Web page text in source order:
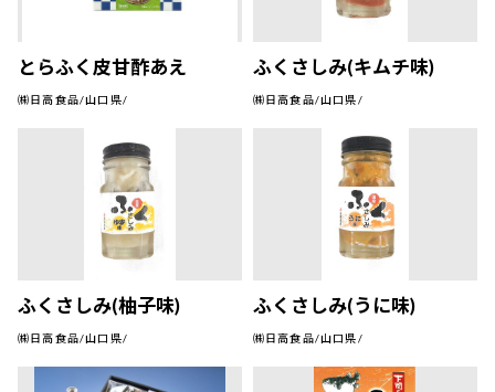
とらふく皮甘酢あえ
㈱日高食品/山口県/
ふくさしみ(キムチ味)
㈱日高食品/山口県/
ふくさしみ(柚子味)
㈱日高食品/山口県/
ふくさしみ(うに味)
㈱日高食品/山口県/